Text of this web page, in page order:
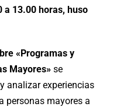
a 13.00 horas, huso
«Programas y
Mayores» se
analizar experiencias
personas mayores a